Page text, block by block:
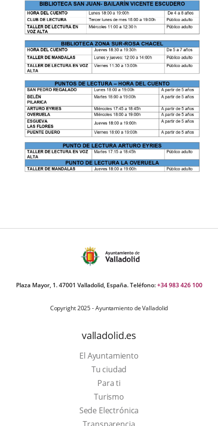
Plaza Mayor, 1. 47001 Valladolid, España. Teléfono:+34 983 426 100
Copyright 2025 - Ayuntamiento de Valladolid
valladolid.es
El Ayuntamiento
Tu ciudad
Para ti
TurismoThis
link
will
Sede Electrónica